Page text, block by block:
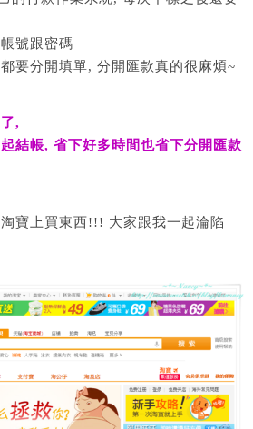
號跟密碼
要分開填單, 分開匯款真的很麻煩~
,
結帳, 省下好多時間也省下分開匯款
寶上買東西!!! 大家跟我一起淪陷